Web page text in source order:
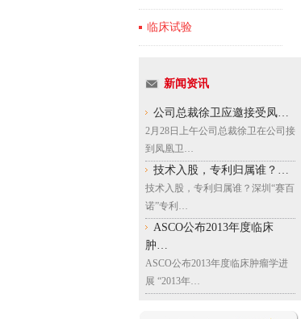
临床试验
新闻资讯
公司总裁徐卫应邀接受凤…
2月28日上午公司总裁徐卫在公司接
到凤凰卫…
技术入股，专利归属谁？…
技术入股，专利归属谁？深圳“赛百
诺”专利…
ASCO公布2013年度临床
肿…
ASCO公布2013年度临床肿瘤学进
展 “2013年…